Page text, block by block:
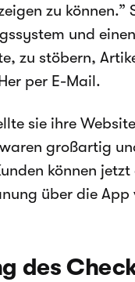
zu
und
zu stöbern,
per E-Mail.
sie ihre
großartig
können
über die
des